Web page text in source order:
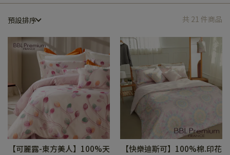
預設排序 共 21 件商品
【可麗露-東方美人】100%天
【快樂迪斯可】100%棉.印花